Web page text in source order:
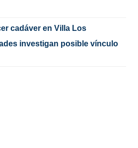
cadáver en Villa Los
investigan posible vínculo